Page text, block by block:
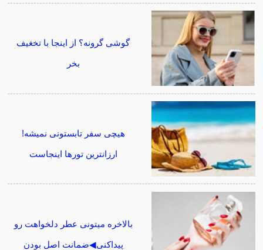
گوشی گرونه؟ از اینجا با تخغیف
بخر
هیچی سفر تابستونی نمیشه!
ارزانترین تورها اینجاست
بالاخره میتونی عطر دلخواهت رو
پیداکنی◀ضمانت اصل بودن